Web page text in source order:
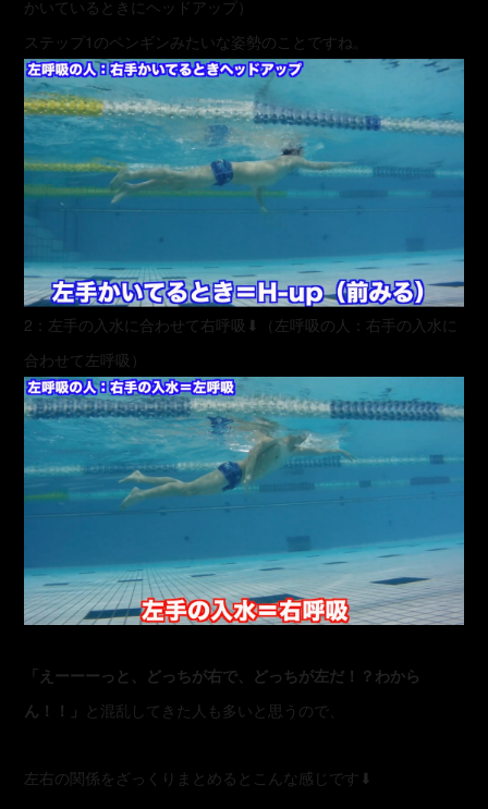
かいているときにヘッドアップ）
ステップ1のペンギンみたいな姿勢のことですね。
2：左手の入水に合わせて右呼吸⬇︎（左呼吸の人：右手の入水に
合わせて左呼吸）
「えーーーっと、どっちが右で、どっちが左だ！？わから
ん！！」 と混乱してきた人も多いと思うので、
左右の関係をざっくりまとめるとこんな感じです⬇︎